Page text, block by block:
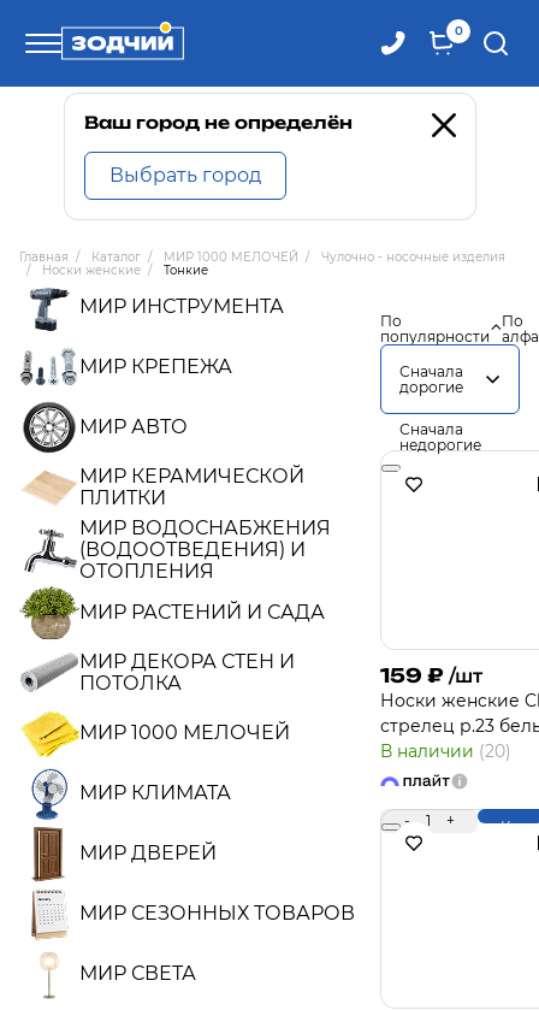
0
Телефоны
8 800 100-71-71
8 (4242) 30-00-27
8 (4242) 30-00-72
Ваш город не определён
Выбрать город
Главная / Каталог / МИР 1000 МЕЛОЧЕЙ /
Чулочно - носочные изделия
/
Носки женские / Тонкие
МИР ИНСТРУМЕНТА
МИР КРЕПЕЖА
МИР АВТО
МИР КЕРАМИЧЕСКОЙ
ПЛИТКИ
МИР ВОДОСНАБЖЕНИЯ
(ВОДООТВЕДЕНИЯ) И
ОТОПЛЕНИЯ
МИР РАСТЕНИЙ И САДА
МИР ДЕКОРА СТЕН И
ПОТОЛКА
МИР 1000 МЕЛОЧЕЙ
МИР КЛИМАТА
МИР ДВЕРЕЙ
МИР СЕЗОННЫХ ТОВАРОВ
МИР СВЕТА
По
популярности
По
Сначала
дорогие
Сначала
недорогие
159 ₽ /шт
Носки женcкие
стрелец р.23
В наличии (20)
- 1 +